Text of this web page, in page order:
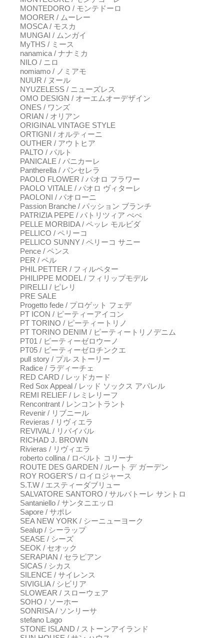
MONTEDORO / モンテドーロ
MOORER / ムーレー
MOSCA / モスカ
MUNGAI / ムンガイ
MyTHS / ミース
nanamica / ナナミカ
NILO / ニロ
nomiamo / ノミアモ
NUUR / ヌール
NYUZELESS / ニューズレス
OMO DESIGN / オーエムオーデザイン
ONES / ワンズ
ORIAN / オリアン
ORIGINAL VINTAGE STYLE
ORTIGNI / オルティーニ
OUTHER / アウトヒア
PALTO / パルト
PANICALE / パニカーレ
Pantherella / パンセレラ
PAOLO FLOWER / パオロ フラワー
PAOLO VITALE / パオロ ヴィターレ
PAOLONI / パオローニ
Passion Branche / パッション ブランチ
PATRIZIA PEPE / パトリツィア ぺぺ
PELLE MORBIDA / ペッレ モルビダ
PELLICO / ペリーコ
PELLICO SUNNY / ペリーコ サニー
Pence / ペンス
PER / ペル
PHIL PETTER / フィルペター
PHILIPPE MODEL / フィリップモデル
PIRELLI / ピレリ
PRE SALE
Progetto fede / プロゲット フェデ
PT ICON / ピーティーアイコン
PT TORINO / ピーティートリノ
PT TORINO DENIM / ピーティートリノデニム
PT01 / ピーティーゼロウーノ
PT05 / ピーティーゼロチンクエ
pull story / プル ストーリー
Radice / ラディーチェ
RED CARD / レッドカード
Red Sox Appeal / レッド ソックス アパレル
REMI RELIEF / レミレリーフ
Rencontrant / レンコントラント
Revenir / リブニール
Revieras / リヴィエラ
REVIVAL / リバイバル
RICHAD J. BROWN
Rivieras / リヴィエラ
roberto collina / ロベルト コリーナ
ROUTE DES GARDEN / ルート デ ガーデン
ROY ROGER'S / ロイロジャース
S.T.W / エスティーダブリュー
SALVATORE SANTORO / サルバトーレ サントロ
Santaniello / サンタニエッロ
Sapore / サポレ
SEA NEW YORK / シーニューヨーク
Sealup / シーラップ
SEASE / シーズ
SEOK / セオック
SERAPIAN / セラピアン
SICAS / シカス
SILENCE / サイレンス
SIVIGLIA / シビリア
SLOWEAR / スローウェア
SOHO / ソーホー
SONRISA / ソンリーサ
stefano Lago
STONE ISLAND / ストーンアイランド